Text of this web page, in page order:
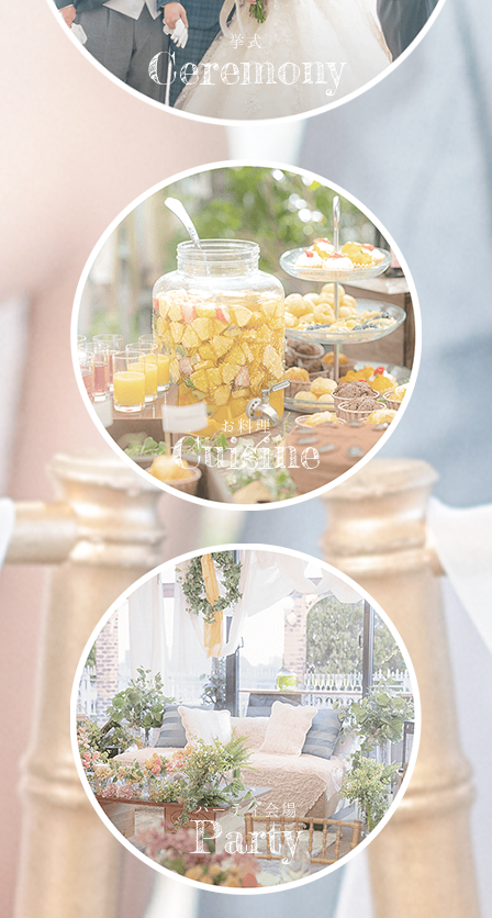
挙式
Ceremony
お料理
Cuisine
パーティ会場
Party